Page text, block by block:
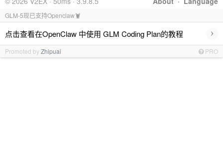
GLM-5现已支持Openclaw🦞
点击查看在OpenClaw 中使用 GLM Coding Plan的教程 ›
Promoted byZhipuai PRO